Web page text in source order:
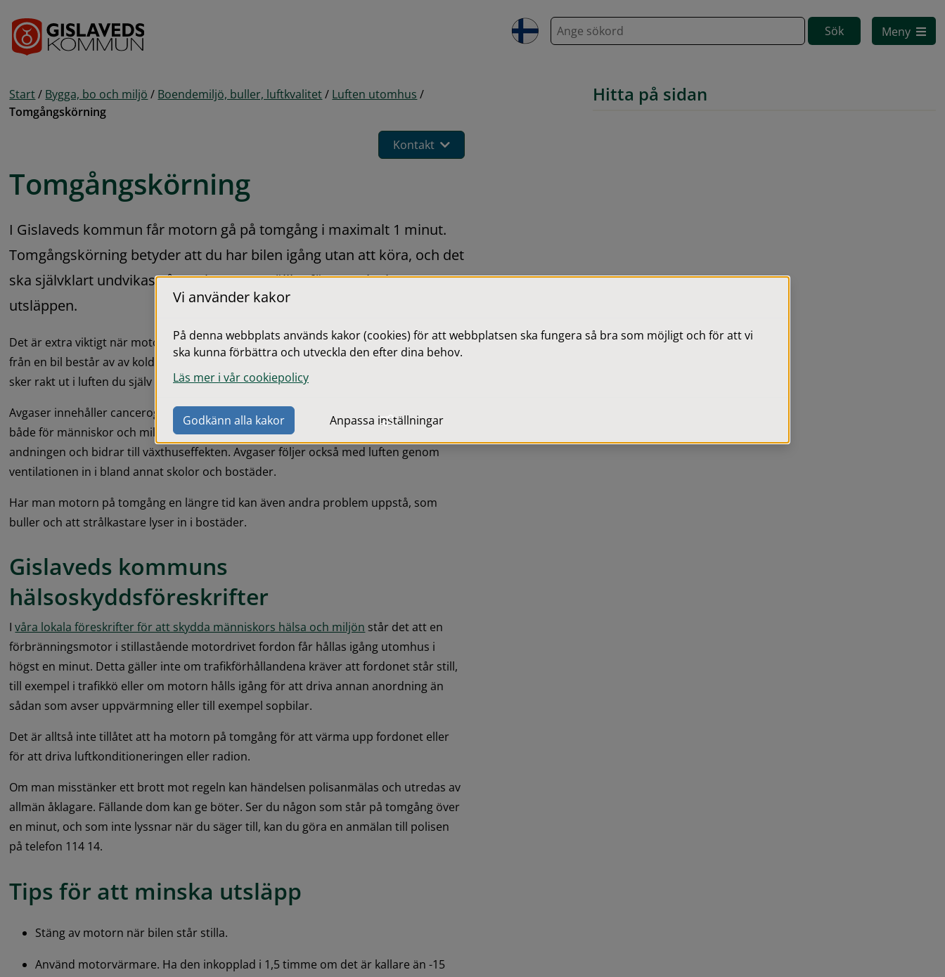
S
ö
Meny
Start / Bygga, bo och miljö / Boendemiljö, buller, luftkvalitet / Luften utomhus /
Tomgångskörning
Kontakt
Tomgångskörning
I Gislaveds kommun får motorn gå på tomgång i maximalt 1 minut.
Tomgångskörning betyder att du har bilen igång utan att köra, och det
ska självklart undvikas så mycket som möjligt för att minska
utsläppen.
Det är extra viktigt när motorn är kall eftersom utsläppen då blir större. Utsläppen
från en bil består av av koldioxid, kolmonoxid och andra farliga ämnen och utsläppen
sker rakt ut i luften du själv andas.
Avgaser innehåller cancerogena ämnen och andra gaser och partiklar som är farliga
både för människor och miljön. De orsakar bland annat besvär med luftvägarna och
andningen och bidrar till växthuseffekten. Avgaser följer också med luften genom
ventilationen in i bland annat skolor och bostäder.
Har man motorn på tomgång en längre tid kan även andra problem uppstå, som
buller och att strålkastare lyser in i bostäder.
Gislaveds kommuns
hälsoskyddsföreskrifter
I våra lokala föreskrifter för att skydda människors hälsa och miljön står det att en
förbränningsmotor i stillastående motordrivet fordon får hållas igång utomhus i
högst en minut. Detta gäller inte om trafikförhållandena kräver att fordonet står still,
till exempel i trafikkö eller om motorn hålls igång för att driva annan anordning än
sådan som avser uppvärmning eller till exempel sopbilar.
Det är alltså inte tillåtet att ha motorn på tomgång för att värma upp fordonet eller
för att driva luftkonditioneringen eller radion.
Om man misstänker ett brott mot regeln kan händelsen polisanmälas och utredas av
allmän åklagare. Fällande dom kan ge böter. Ser du någon som står på tomgång över
en minut, och som inte lyssnar när du säger till, kan du göra en anmälan till polisen
på telefon 114 14.
Tips för att minska utsläpp
Stäng av motorn när bilen står stilla.
Använd motorvärmare. Ha den inkopplad i 1,5 timme om det är kallare än -15
Hitta på sidan
Vi använder kakor
På denna webbplats används kakor (cookies) för att webbplatsen ska fungera så bra som möjligt och för att vi
ska kunna förbättra och utveckla den efter dina behov.
Läs mer i vår cookiepolicy
Godkänn alla kakor Anpassa inställningar